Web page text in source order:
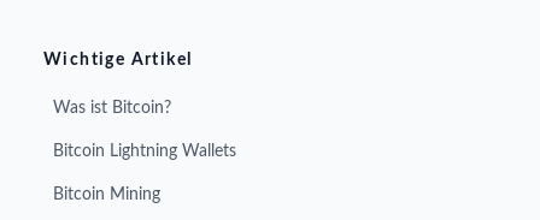
Wichtige Artikel
Was ist Bitcoin?
Bitcoin Lightning Wallets
Bitcoin Mining